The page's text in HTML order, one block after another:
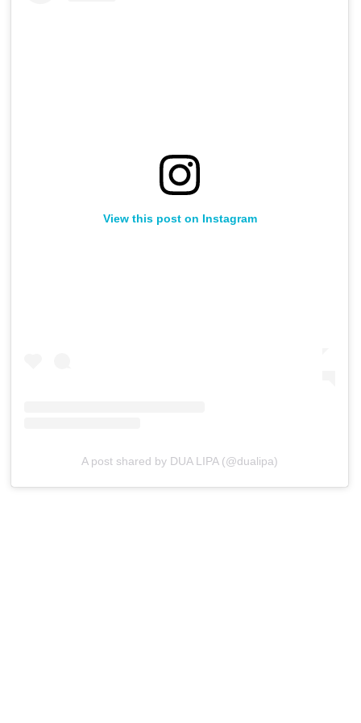
View this post on Instagram
A post shared by DUA LIPA (@dualipa)